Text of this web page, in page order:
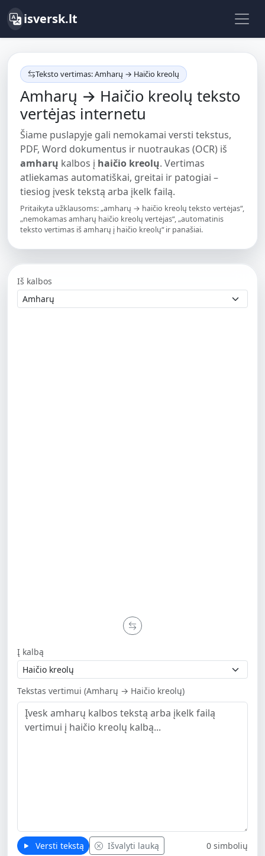
isversk.lt
Teksto vertimas: Amharų → Haičio kreolų
Amharų → Haičio kreolų teksto
vertėjas internetu
Šiame puslapyje gali nemokamai versti tekstus,
PDF, Word dokumentus ir nuotraukas (OCR) iš
amharų kalbos į haičio kreolų. Vertimas
atliekamas automatiškai, greitai ir patogiai –
tiesiog įvesk tekstą arba įkelk failą.
Pritaikyta užklausoms: „amharų → haičio kreolų teksto vertėjas“,
„nemokamas amharų haičio kreolų vertėjas“, „automatinis
teksto vertimas iš amharų į haičio kreolų“ ir panašiai.
Iš kalbos
Į kalbą
Tekstas vertimui (Amharų → Haičio kreolų)
Versti tekstą Išvalyti lauką 0 simbolių